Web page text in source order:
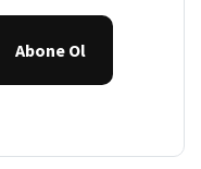
Abone Ol